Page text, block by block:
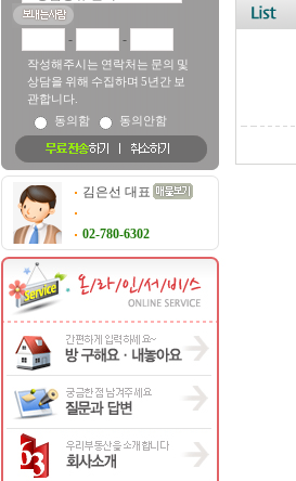
- -
작성해주시는 연락처는 문의 및
상담을 위해 수집하며 5년간 보
관합니다.
동의함
동의안함
김은선 대표
02-780-6302